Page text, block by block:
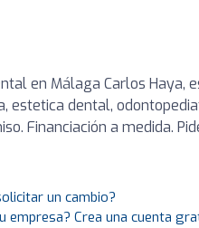
en Málaga Carlos Haya,
estetica dental,
Financiación a medida.
un cambio?
empresa? Crea una cuenta